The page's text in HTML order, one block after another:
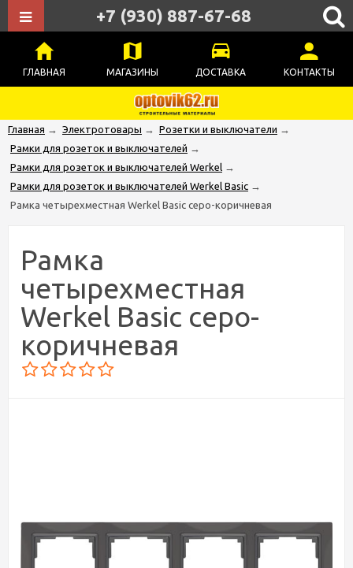
ГЛАВНАЯ МАГАЗИНЫ ДОСТАВКА КОНТАКТЫ
+7 (930) 887-67-68
Главная → Электротовары → Розетки и выключатели →
Рамки для розеток и выключателей →
Рамки для розеток и выключателей Werkel →
Рамки для розеток и выключателей Werkel Basic →
Рамка четырехместная Werkel Basic серо-коричневая
Рамка
четырехместная
Werkel Basic серо-
коричневая